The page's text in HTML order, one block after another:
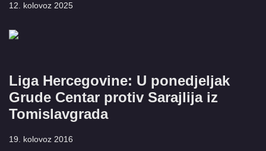
12. kolovoz 2025
Liga Hercegovine: U ponedjeljak
Grude Centar protiv Sarajlija iz
Tomislavgrada
19. kolovoz 2016